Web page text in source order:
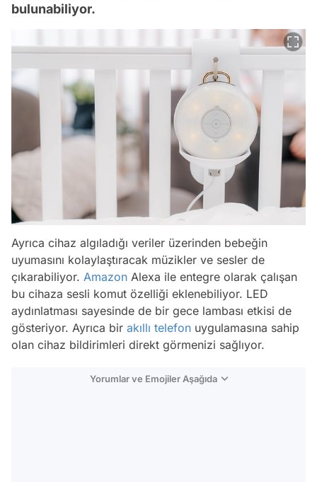
bulunabiliyor.
Ayrıca cihaz algıladığı veriler üzerinden bebeğin
uyumasını kolaylaştıracak müzikler ve sesler de
çıkarabiliyor. Amazon Alexa ile entegre olarak çalışan
bu cihaza sesli komut özelliği eklenebiliyor. LED
aydınlatması sayesinde de bir gece lambası etkisi de
gösteriyor. Ayrıca bir akıllı telefon uygulamasına sahip
olan cihaz bildirimleri direkt görmenizi sağlıyor.
Yorumlar ve Emojiler Aşağıda